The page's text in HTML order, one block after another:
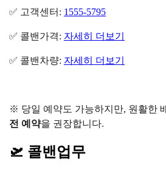
✅ 고객센터: 1555-5795
✅ 콜밴가격: 자세히 더보기
✅ 콜밴차량: 자세히 더보기
※ 당일 예약도 가능하지만, 원활한
전 예약을 권장합니다.
🛫 콜밴업무